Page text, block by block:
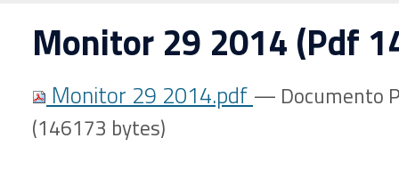
Per approfondire
Appuntamenti
Monitor 29 2014 (Pdf
Monitor 29 2014.pdf — Documento
(146173 bytes)